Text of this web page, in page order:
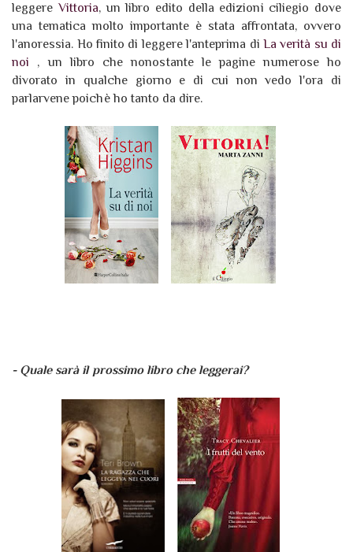
leggereVittoria, un libro edito della edizioni ciliegio dove
una tematica molto importante è stata affrontata, ovvero
l'anoressia. Ho finito di leggere l'anteprima di La verità su di
noi , un libro che nonostante le pagine numerose ho
divorato in qualche giorno e di cui non vedo l'ora di
parlarvene poichè ho tanto da dire.
- Quale sarà il prossimo libro che leggerai?